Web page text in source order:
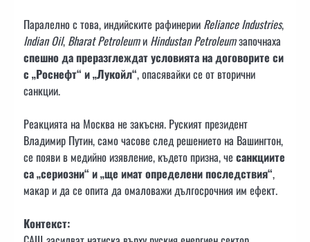
Паралелно с това, индийските рафинерии Reliance Industries,
Indian Oil, Bharat Petroleumи Hindustan Petroleumзапочнаха
спешно да преразглеждат условията на договорите си
с „Роснефт“ и „Лукойл“, опасявайки се от вторични
санкции.
Реакцията на Москва не закъсня. Руският президент
Владимир Путин, само часове след решението на Вашингтон,
се появи в медийно изявление, където призна, че санкциите
са „сериозни“ и „ще имат определени последствия“,
макар и да се опита да омаловажи дългосрочния им ефект.
Контекст: